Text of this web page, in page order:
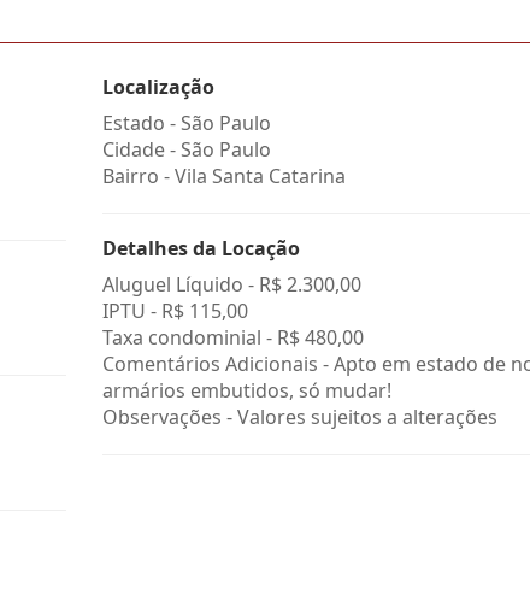
Localização
Estado -São Paulo
Cidade -São Paulo
Bairro -Vila Santa Catarina
Detalhes da Locação
Aluguel Líquido - R$ 2.300,00
IPTU - R$ 115,00
Taxa condominial - R$ 480,00
Comentários Adicionais - Apto em estado de
armários embutidos, só mudar!
Observações - Valores sujeitos a alterações